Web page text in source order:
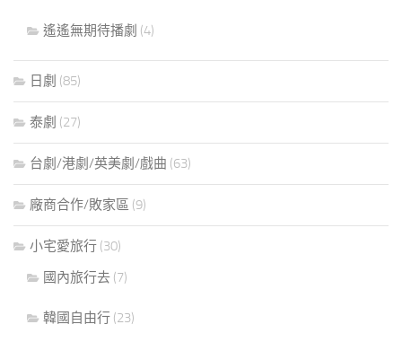
遙遙無期待播劇 (4)
日劇 (85)
泰劇 (27)
台劇/港劇/英美劇/戲曲 (63)
廠商合作/敗家區 (9)
小宅愛旅行 (30)
國內旅行去 (7)
韓國自由行 (23)